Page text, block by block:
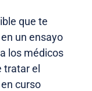
que te
un ensayo
los médicos
el
curso